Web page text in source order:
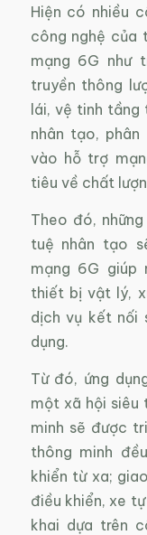
Hiện có nhiều
công nghệ của
mạng 6G như
truyền thông
lái, vệ tinh
nhân tạo,
vào hỗ trợ
tiêu về chất
Theo đó,
tuệ nhân tạo
mạng 6G giúp
thiết bị vật lý,
dịch vụ kết nối
dụng.
Từ đó, ứng
một xã hội siêu
minh sẽ được
thông minh
khiển từ xa;
điều khiển, xe
khai dựa trên